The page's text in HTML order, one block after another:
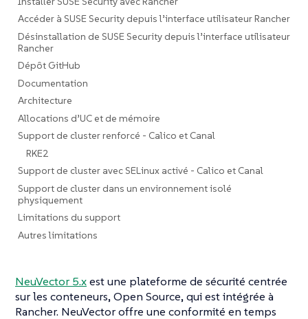
Accéder à SUSE Security depuis l’interface utilisateur Rancher
Désinstallation de SUSE Security depuis l’interface utilisateur
Rancher
Dépôt GitHub
Documentation
Architecture
Allocations d’UC et de mémoire
Support de cluster renforcé - Calico et Canal
RKE2
Support de cluster avec SELinux activé - Calico et Canal
Support de cluster dans un environnement isolé
physiquement
Limitations du support
Autres limitations
NeuVector 5.xest une plateforme de sécurité centrée
sur les conteneurs, Open Source, qui est intégrée à
Rancher. NeuVector offre une conformité en temps